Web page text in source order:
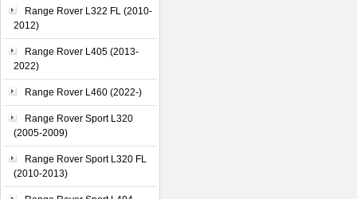
Range Rover L322 FL (2010-
2012)
Range Rover L405 (2013-
2022)
Range Rover L460 (2022-)
Range Rover Sport L320
(2005-2009)
Range Rover Sport L320 FL
(2010-2013)